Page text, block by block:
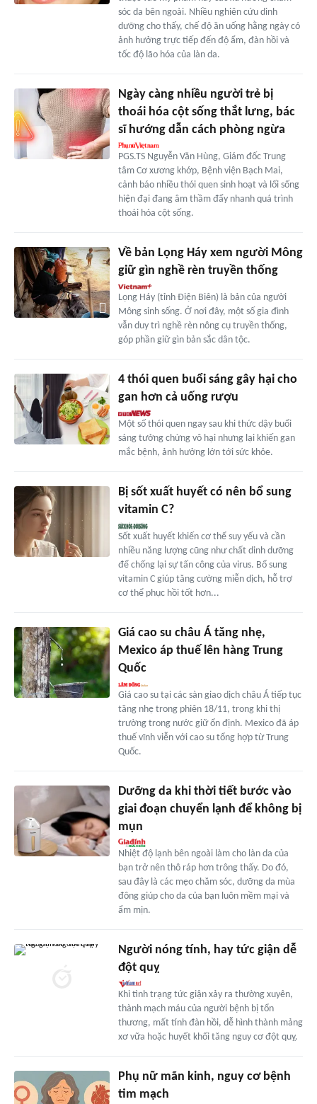
sóc da bên ngoài. Nhiều nghiên cứu dinh
dưỡng cho thấy, chế độ ăn uống hằng ngày có
ảnh hưởng trực tiếp đến độ ẩm, đàn hồi và
tốc độ lão hóa của làn da.
Ngày càng nhiều người trẻ bị
thoái hóa cột sống thắt lưng, bác
sĩ hướng dẫn cách phòng ngừa
PGS.TS Nguyễn Văn Hùng, Giám đốc Trung
tâm Cơ xương khớp, Bệnh viện Bạch Mai,
cảnh báo nhiều thói quen sinh hoạt và lối sống
hiện đại đang âm thầm đẩy nhanh quá trình
thoái hóa cột sống.
Về bản Lọng Háy xem người Mông
giữ gìn nghề rèn truyền thống
Lọng Háy (tỉnh Điện Biên) là bản của người
Mông sinh sống. Ở nơi đây, một số gia đình
vẫn duy trì nghề rèn nông cụ truyền thống,
góp phần giữ gìn bản sắc dân tộc.
4 thói quen buổi sáng gây hại cho
gan hơn cả uống rượu
Một số thói quen ngay sau khi thức dậy buổi
sáng tưởng chừng vô hại nhưng lại khiến gan
mắc bệnh, ảnh hưởng lớn tới sức khỏe.
Bị sốt xuất huyết có nên bổ sung
vitamin C?
Sốt xuất huyết khiến cơ thể suy yếu và cần
nhiều năng lượng cũng như chất dinh dưỡng
để chống lại sự tấn công của virus. Bổ sung
vitamin C giúp tăng cường miễn dịch, hỗ trợ
cơ thể phục hồi tốt hơn...
Giá cao su châu Á tăng nhẹ,
Mexico áp thuế lên hàng Trung
Quốc
Giá cao su tại các sàn giao dịch châu Á tiếp tục
tăng nhẹ trong phiên 18/11, trong khi thị
trường trong nước giữ ổn định. Mexico đã áp
thuế vĩnh viễn với cao su tổng hợp từ Trung
Quốc.
Dưỡng da khi thời tiết bước vào
giai đoạn chuyển lạnh để không bị
mụn
Nhiệt độ lạnh bên ngoài làm cho làn da của
bạn trở nên thô ráp hơn trông thấy. Do đó,
sau đây là các mẹo chăm sóc, dưỡng da mùa
đông giúp cho da của bạn luôn mềm mại và
ẩm mịn.
Người nóng tính, hay tức giận dễ
đột quỵ
Khi tình trạng tức giận xảy ra thường xuyên,
thành mạch máu của người bệnh bị tổn
thương, mất tính đàn hồi, dễ hình thành mảng
xơ vữa hoặc huyết khối tăng nguy cơ đột quỵ.
Phụ nữ mãn kinh, nguy cơ bệnh
tim mạch